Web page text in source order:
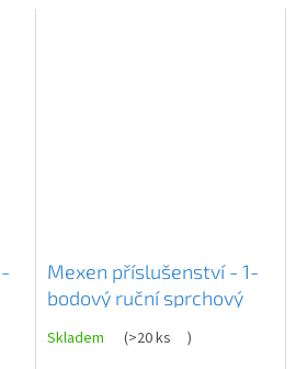
Mexen příslušenství - 1-
bodový ruční sprchový
785406052-50
Skladem (>20 ks )